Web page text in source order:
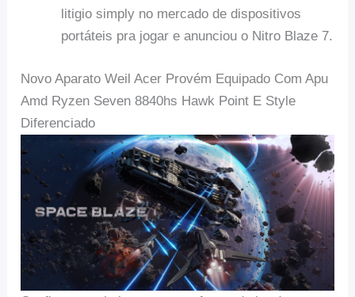
litigio simply no mercado de dispositivos
portáteis pra jogar e anunciou o Nitro Blaze 7.
Novo Aparato Weil Acer Provém Equipado Com Apu
Amd Ryzen Seven 8840hs Hawk Point E Style
Diferenciado